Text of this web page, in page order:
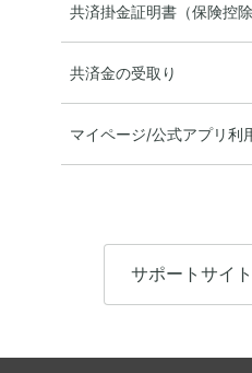
共済掛金証明書（保険控除
共済金の受取り
マイページ/公式アプリ利
サポートサイ